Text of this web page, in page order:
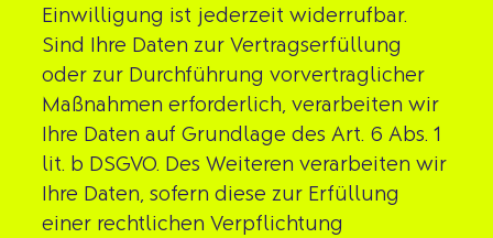
Einwilligung ist jederzeit widerrufbar.
Sind Ihre Daten zur Vertragserfüllung
oder zur Durchführung vorvertraglicher
Maßnahmen erforderlich, verarbeiten wir
Ihre Daten auf Grundlage des Art. 6 Abs. 1
lit. b DSGVO. Des Weiteren verarbeiten wir
Ihre Daten, sofern diese zur Erfüllung
einer rechtlichen Verpflichtung